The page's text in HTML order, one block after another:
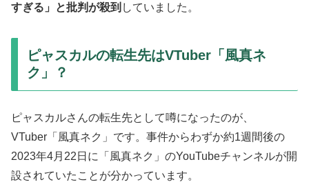
すぎる」と批判が殺到 していました。
ピャスカルの転生先はVTuber「風真ネ
ク」？
ピャスカルさんの転生先として噂になったのが、
VTuber「風真ネク」です。事件からわずか約1週間後の
2023年4月22日に「風真ネク」のYouTubeチャンネルが開
設されていたことが分かっています。